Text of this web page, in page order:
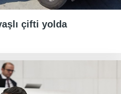
çifti yolda